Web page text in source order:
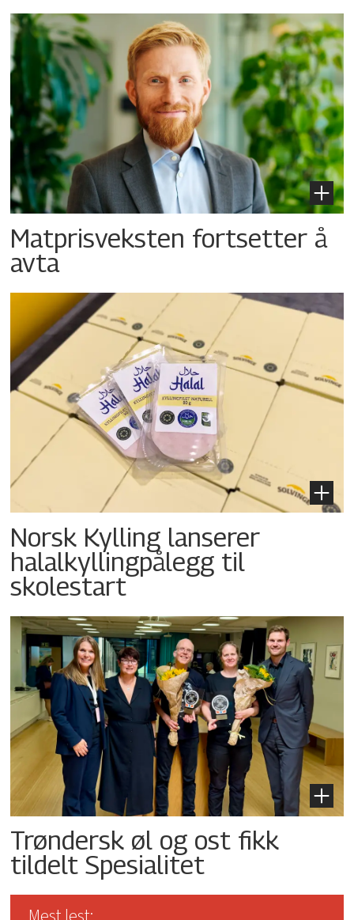
Matprisveksten fortsetter å
avta
Norsk Kylling lanserer
halalkyllingpålegg til
skolestart
Trøndersk øl og ost fikk
tildelt Spesialitet